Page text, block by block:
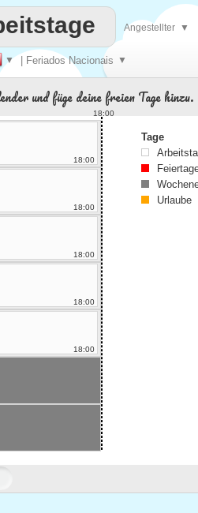
▼ | Feriados Nacionais ▼
Angestellter ▼
und füge deine freien Tage hinzu.
18:00
18:00
18:00
18:00
18:00
18:00
Tage
Urlaube